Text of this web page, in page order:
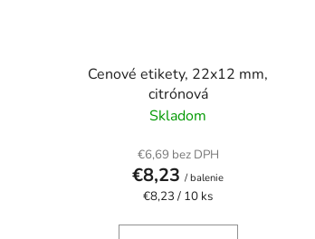
Cenové etikety, 22x12 mm,
citrónová
Skladom
€6,69 bez DPH
€8,23/ balenie
Jednotková
€8,23 / 10 ks